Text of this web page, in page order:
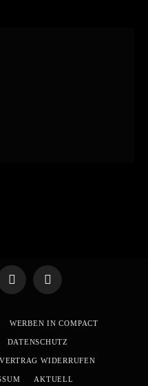
X
YouTube
WERBEN IN COMPACT
DATENSCHUTZ
VERTRAG WIDERRUFEN
AKTUELL